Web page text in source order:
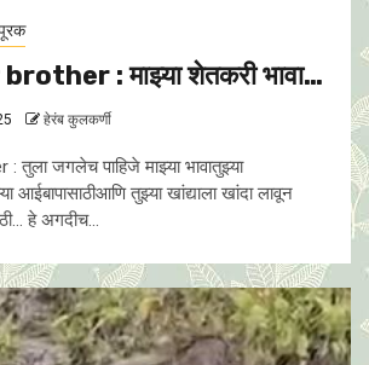
: माझ्या शेतकरी भावा…
हेरंब कुलकर्णी
जगलेच पाहिजे माझ्या भावातुझ्या
आईबापासाठीआणि तुझ्या खांद्याला खांदा लावून
हे अगदीच...